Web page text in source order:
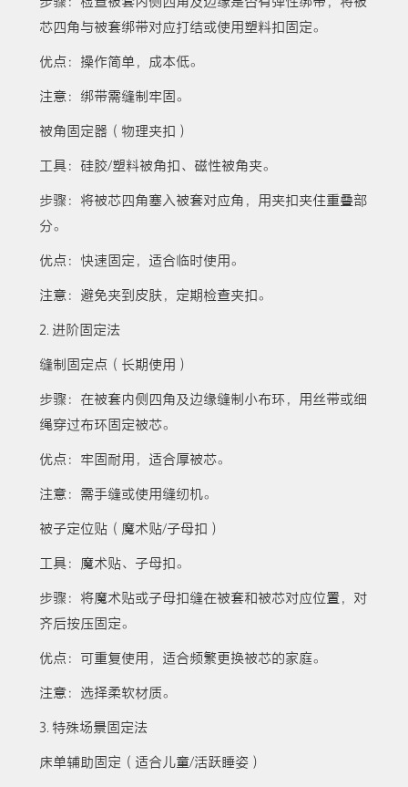
芯四角与被套绑带对应打结或使用塑料扣固定。
优点：操作简单，成本低。
注意：绑带需缝制牢固。
被角固定器（物理夹扣）
工具：硅胶/塑料被角扣、磁性被角夹。
步骤：将被芯四角塞入被套对应角，用夹扣夹住重叠部
分。
优点：快速固定，适合临时使用。
注意：避免夹到皮肤，定期检查夹扣。
2. 进阶固定法
缝制固定点（长期使用）
步骤：在被套内侧四角及边缘缝制小布环，用丝带或细
绳穿过布环固定被芯。
优点：牢固耐用，适合厚被芯。
注意：需手缝或使用缝纫机。
被子定位贴（魔术贴/子母扣）
工具：魔术贴、子母扣。
步骤：将魔术贴或子母扣缝在被套和被芯对应位置，对
齐后按压固定。
优点：可重复使用，适合频繁更换被芯的家庭。
注意：选择柔软材质。
3. 特殊场景固定法
床单辅助固定（适合儿童/活跃睡姿）